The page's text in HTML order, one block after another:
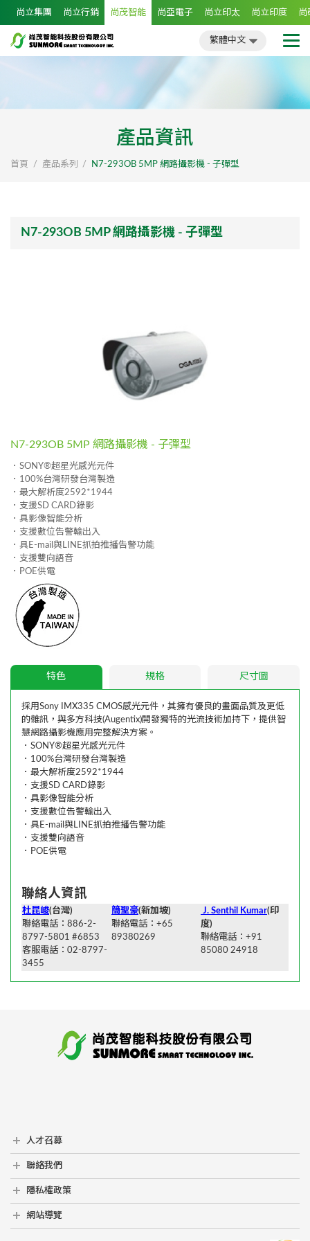
尚立集團 尚立行銷 尚茂智能 尚亞電子 尚立印太 尚立印度 尚
繁體中文
產品資訊
首頁 產品系列 N7-293OB 5MP 網路攝影機 - 子彈型
N7-293OB 5MP 網路攝影機 - 子彈型
N7-293OB 5MP 網路攝影機 - 子彈型
．SONY®超星光感光元件
．100%台灣研發台灣製造
．最大解析度2592*1944
．支援SD CARD錄影
．具影像智能分析
．支援數位告警輸出入
．具E-mail與LINE抓拍推播告警功能
．支援雙向語音
．POE供電
特色 規格 尺寸圖
採用Sony IMX335 CMOS感光元件，其擁有優良的畫面品質及更低
的雜訊，與多方科技(Augentix)開發獨特的光流技術加持下，提供智
慧網路攝影機應用完整解決方案。
．SONY®超星光感光元件
．100%台灣研發台灣製造
．最大解析度2592*1944
．支援SD CARD錄影
．具影像智能分析
．支援數位告警輸出入
．具E-mail與LINE抓拍推播告警功能
．支援雙向語音
．POE供電
聯絡人資訊
杜昆峻(台灣)
聯絡電話：886-2-
8797-5801 #6853
客服電話：02-8797-
3455
簡聖豪(新加坡)
聯絡電話：+65
89380269
J. Senthil Kumar(印
度)
聯絡電話：+91
85080 24918
人才召募
人才召募
聯絡我們
聯絡我們
隱私權政策
隱私權政策
網站導覽
網站導覽